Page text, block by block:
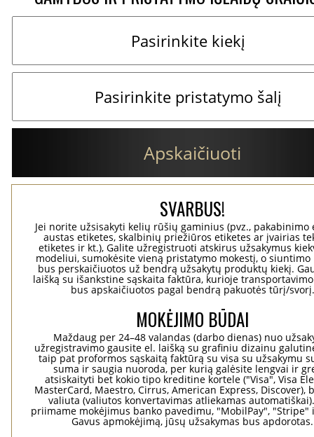
Apskaičiuoti
SVARBUS!
Jei norite užsisakyti kelių rūšių gaminius (pvz., pakabinimo
austas etiketes, skalbinių priežiūros etiketes ar įvairias
etiketes ir kt.), Galite užregistruoti atskirus užsakymus
modeliui, sumokėsite vieną pristatymo mokestį, o siuntimo
bus perskaičiuotos už bendrą užsakytų produktų kiekį.
laišką su išankstine sąskaita faktūra, kurioje
bus apskaičiuotos pagal bendrą pakuotės tūrį/svorį.
MOKĖJIMO BŪDAI
Maždaug per 24–48 valandas (darbo dienas) nuo
užregistravimo gausite el. laišką su grafiniu dizainu
taip pat proformos sąskaitą faktūrą su visa su užsakymu
suma ir saugia nuoroda, per kurią galėsite lengvai ir
atsiskaityti bet kokio tipo kreditine kortele ("Visa", Visa
MasterCard, Maestro, Cirrus, American Express, Discover),
valiuta (valiutos konvertavimas atliekamas
priimame mokėjimus banko pavedimu, "MobilPay", "Stripe"
Gavus apmokėjimą, jūsų užsakymas bus apdorotas.